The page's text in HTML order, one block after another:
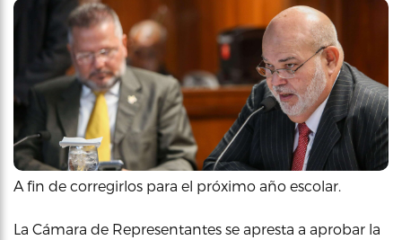
A fin de corregirlos para el próximo año escolar.
La Cámara de Representantes se apresta a aprobar la